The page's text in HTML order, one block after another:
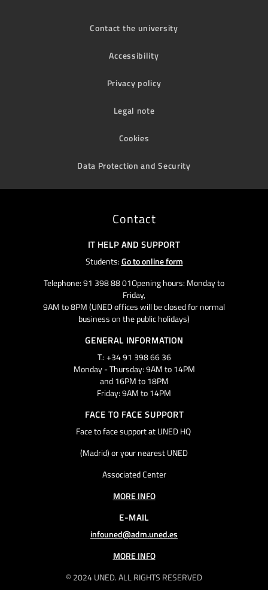
Contact the university
Accessibility
Privacy policy
Legal note
Cookies
Data Protection and Security
© 2024 UNED. ALL RIGHTS RESERVED
Contact
IT HELP AND SUPPORT
Students:Go to online form
Telephone: 91 398 88 01Opening hours: Monday to
Friday,
9AM to 8PM (UNED offices will be closed for normal
business on the public holidays)
GENERAL INFORMATION
T.: +34 91 398 66 36
Monday - Thursday: 9AM to 14PM
and 16PM to 18PM
Friday: 9AM to 14PM
FACE TO FACE SUPPORT
Face to face support at UNED HQ
(Madrid) or your nearest UNED
Associated Center
MORE INFO
E-MAIL
infouned@adm.uned.es
MORE INFO